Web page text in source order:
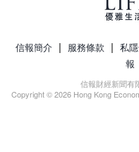
信報簡介 | 服務條款 | 私
報
信報財經新聞有
Copyright © 2026 Hong Kong